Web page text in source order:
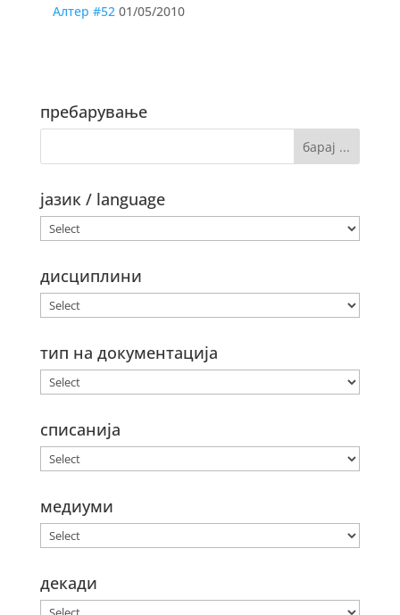
Алтер #5201/05/2010
пребарување
јазик / language
дисциплини
тип на документација
списанија
медиуми
декади